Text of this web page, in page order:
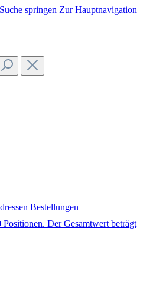
springen Zur Hauptnavigation
Bestellungen
Der Gesamtwert beträgt